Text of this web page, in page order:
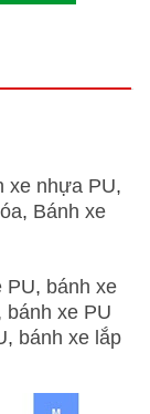
xe nhựa PU,
, Bánh xe
PU, bánh xe
bánh xe PU
, bánh xe lắp